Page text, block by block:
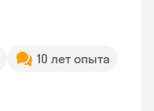
10 лет опыта